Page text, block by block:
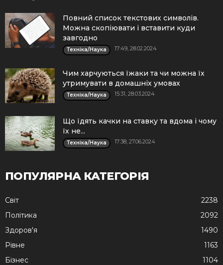
Повний список текстових символів.
Можна скопіювати і вставити куди
завгодно
Техніка/Наука 17:49, 28.02.2024
Чим харчуються їжаки та чи можна їх
утримувати в домашніх умовах
Техніка/Наука 15:31, 28.03.2024
Що їдять качки на ставку та вдома і чому
їх не...
Техніка/Наука 17:38, 27.06.2024
ПОПУЛЯРНА КАТЕГОРІЯ
Cвіт
2238
Політика
2092
Здоров'я
1490
Рівне
1163
Бізнес
1104